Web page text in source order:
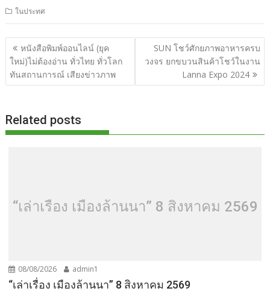
e
b
o
o
itt
er
d
di
t
e g
g
m
bl
r
er
e
st
p
y
Li
n
ar
e
ในประทศ
แนะแนว
เรื่อง
หนังสือพิมพ์ออนไลน์ (ยุค
ใหม่)ไม่ต้องอ่าน ทั่วไทย ทั่วโลก
ทันสถานการณ์ เสียงข่าวภาพ
SUN โชว์ศักยภาพอาหารครบ
วงจร ยกขบวนสินค้าโชว์ในงาน
Lanna Expo 2024
Related posts
“เล่าเรื่อง เมืองล้านนา” 8 สิงหาคม 2569
08/08/2026 admin1
“เล่าเรื่อง เมืองล้านนา” 8 สิงหาคม 2569